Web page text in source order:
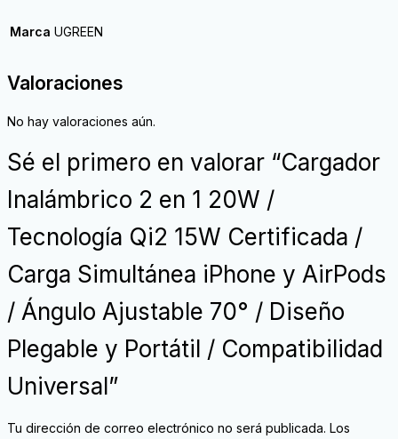
Marca UGREEN
Valoraciones
No hay valoraciones aún.
Sé el primero en valorar “Cargador
Inalámbrico 2 en 1 20W /
Tecnología Qi2 15W Certificada /
Carga Simultánea iPhone y AirPods
/ Ángulo Ajustable 70° / Diseño
Plegable y Portátil / Compatibilidad
Universal”
Tu dirección de correo electrónico no será publicada. Los